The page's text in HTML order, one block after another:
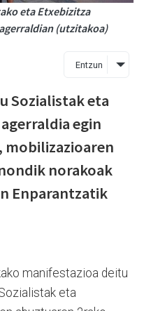
eta Etxebizitza
(utzitakoa)
Entzun
Sozialistak eta
egin
mobilizazioaren
norakoak
Enparantzatik
manifestazioa deitu
eta